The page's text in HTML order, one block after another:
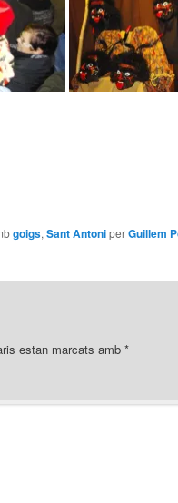
goigs,Sant AntoniperGuillem
estan marcats amb *